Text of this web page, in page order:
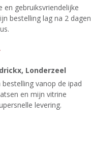
en gebruiksvriendelijke
bestelling lag na 2 dagen
, Londerzeel
bestelling vanop de ipad
en mijn vitrine
levering.